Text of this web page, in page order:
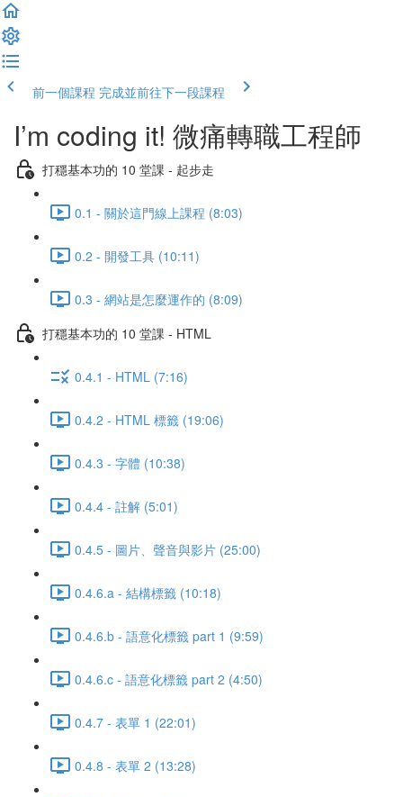
前一個課程 完成並前往下一段課程
I’m coding it! 微痛轉職工程師
打穩基本功的 10 堂課 - 起步走
0.1 - 關於這門線上課程 (8:03)
0.2 - 開發工具 (10:11)
0.3 - 網站是怎麼運作的 (8:09)
打穩基本功的 10 堂課 - HTML
0.4.1 - HTML (7:16)
0.4.2 - HTML 標籤 (19:06)
0.4.3 - 字體 (10:38)
0.4.4 - 註解 (5:01)
0.4.5 - 圖片、聲音與影片 (25:00)
0.4.6.a - 結構標籤 (10:18)
0.4.6.b - 語意化標籤 part 1 (9:59)
0.4.6.c - 語意化標籤 part 2 (4:50)
0.4.7 - 表單 1 (22:01)
0.4.8 - 表單 2 (13:28)